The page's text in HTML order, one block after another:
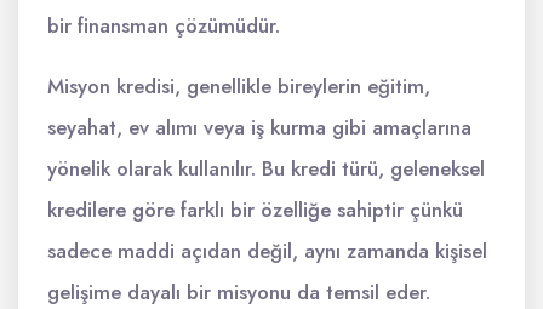
bir finansman çözümüdür.
Misyon kredisi, genellikle bireylerin eğitim,
seyahat, ev alımı veya iş kurma gibi amaçlarına
yönelik olarak kullanılır. Bu kredi türü, geleneksel
kredilere göre farklı bir özelliğe sahiptir çünkü
sadece maddi açıdan değil, aynı zamanda kişisel
gelişime dayalı bir misyonu da temsil eder.